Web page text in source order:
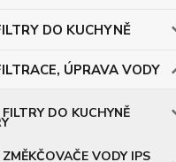
DO KUCHYNĚ
ÚPRAVA VODY
FILTRY DO KUCHYNĚ
ZMĚKČOVAČE VODY IPS